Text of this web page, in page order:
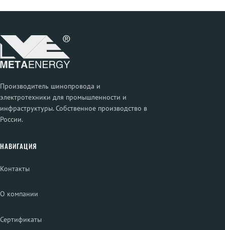
Производитель шинопровода и
электротехники для промышленности и
инфраструктуры. Собственное производство в
России.
НАВИГАЦИЯ
Контакты
О компании
Сертификаты